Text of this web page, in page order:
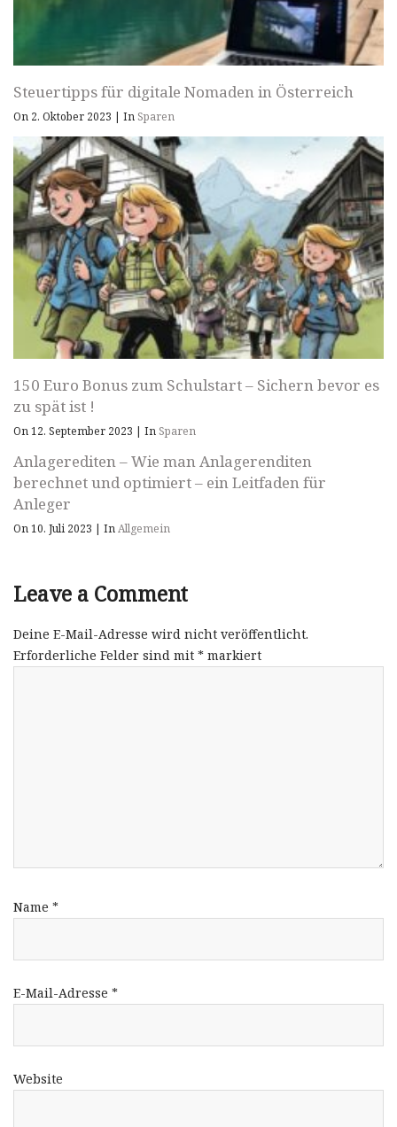
Steuertipps für digitale Nomaden in Österreich
On 2. Oktober 2023 | InSparen
150 Euro Bonus zum Schulstart – Sichern bevor es
zu spät ist !
On 12. September 2023 | InSparen
Anlagerediten – Wie man Anlagerenditen
berechnet und optimiert – ein Leitfaden für
Anleger
On 10. Juli 2023 | InAllgemein
Leave a Comment
Deine E-Mail-Adresse wird nicht veröffentlicht.
Erforderliche Felder sind mit * markiert
Name *
E-Mail-Adresse *
Website